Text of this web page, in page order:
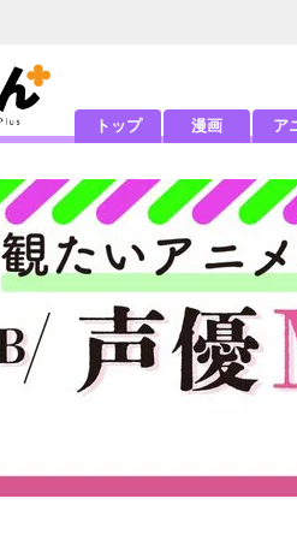
トップ 漫画 ア